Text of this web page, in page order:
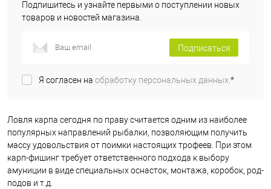
Подпишитесь и узнайте первыми о поступлении новых
товаров и новостей магазина.
Подписаться
Я согласен на обработку персональных данных. *
Ловля карпа сегодня по праву считается одним из наиболее
популярных направлений рыбалки, позволяющим получить
массу удовольствия от поимки настоящих трофеев. При этом
карп-фишинг требует ответственного подхода к выбору
амуниции в виде специальных оснасток, монтажа, коробок, род-
подов и т.д.